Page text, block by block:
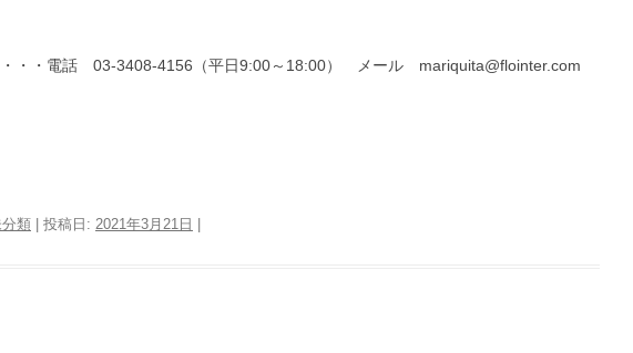
・・・電話 03-3408-4156（平日9:00～18:00） メール mariquita@flointer.com
分類 | 投稿日: 2021年3月21日 |